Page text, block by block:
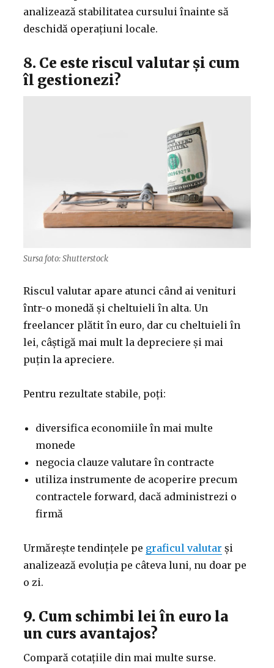
analizează stabilitatea cursului înainte să
deschidă operațiuni locale.
8. Ce este riscul valutar și cum
îl gestionezi?
Sursa foto: Shutterstock
Riscul valutar apare atunci când ai venituri
într-o monedă și cheltuieli în alta. Un
freelancer plătit în euro, dar cu cheltuieli în
lei, câștigă mai mult la depreciere și mai
puțin la apreciere.
Pentru rezultate stabile, poți:
diversifica economiile în mai multe
monede
negocia clauze valutare în contracte
utiliza instrumente de acoperire precum
contractele forward, dacă administrezi o
firmă
Urmărește tendințele pe graficul valutar și
analizează evoluția pe câteva luni, nu doar pe
o zi.
9. Cum schimbi lei în euro la
un curs avantajos?
Compară cotațiile din mai multe surse.